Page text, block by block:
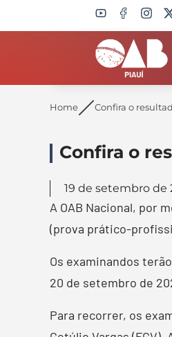
Search
Home Confira o
Confira o
19 de setembro de
A OAB Nacional, por
(prova prático-
Os examinandos
20 de setembro de
Para recorrer, os